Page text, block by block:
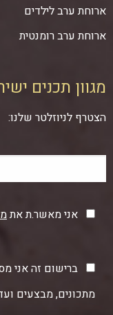
ארוחת ערב לילדים
ארוחת ערב רומנטית
מגוון תכנים
הצטרף לניוזלטר שלנו:
אני מאשר.ת את
ברישום זה אני
מתכונים, מבצעים